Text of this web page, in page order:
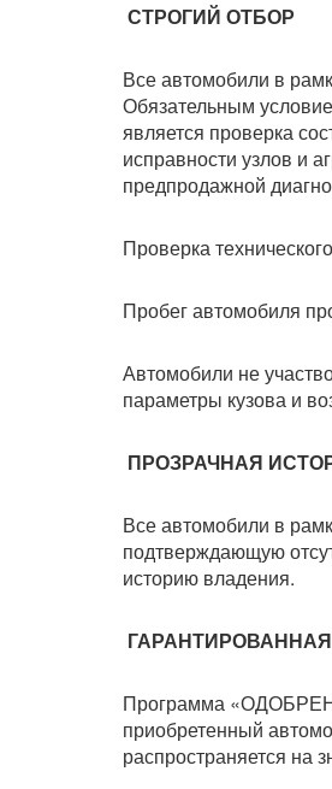
СТРОГИЙ ОТБОР
Все автомобили в
Обязательным
является проверка
исправности узлов и
предпродажной
Проверка
Пробег автомобиля
Автомобили не
параметры кузова и
ПРОЗРАЧНАЯ
Все автомобили в
подтверждающую
историю владения.
Программа
приобретенный
распространяется на